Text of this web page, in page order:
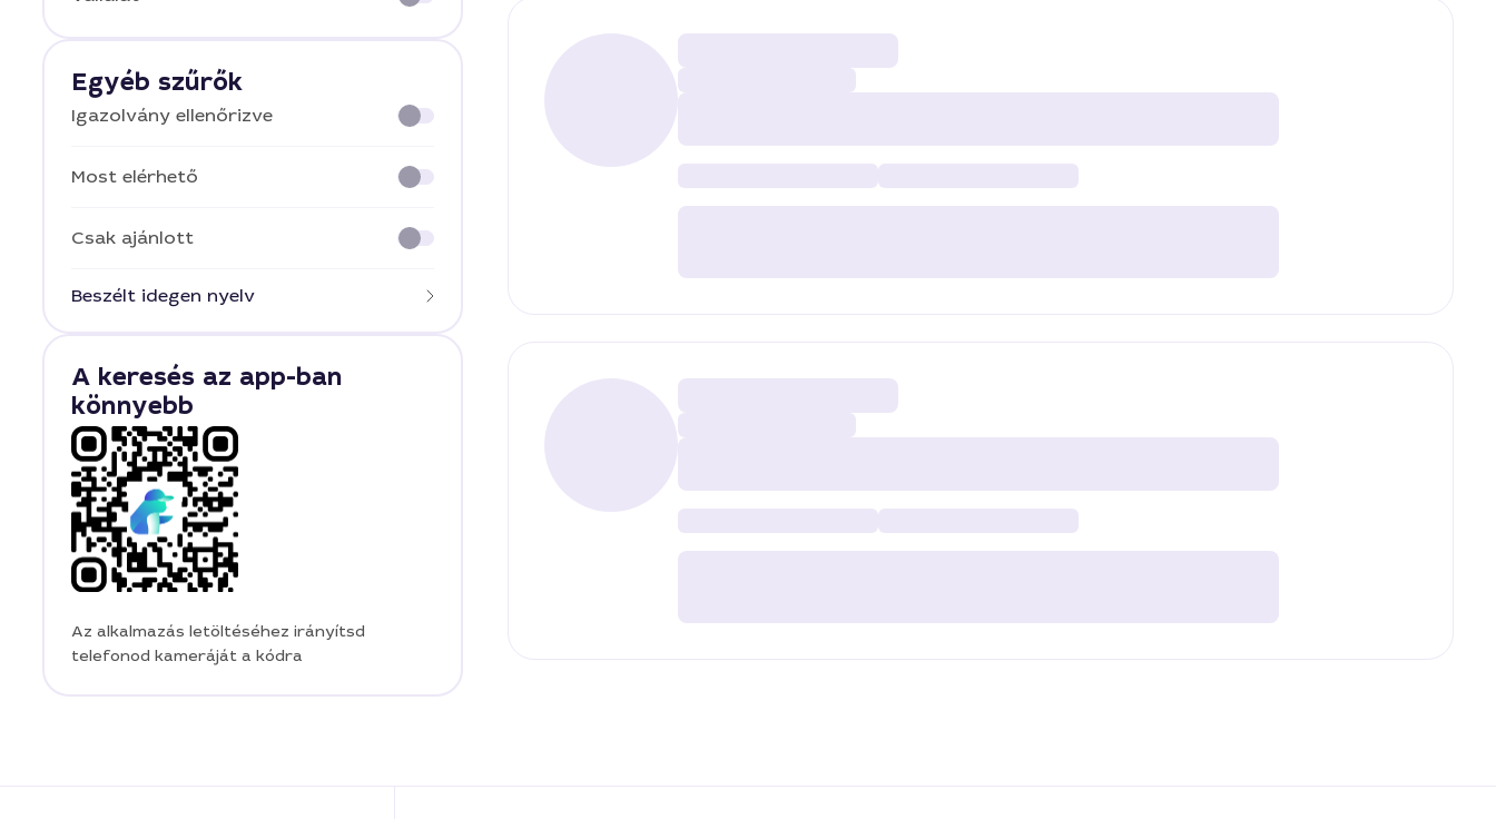
Egyéb szűrők
Igazolvány ellenőrizve
Most elérhető
Csak ajánlott
Beszélt idegen nyelv
A keresés az app-ban
könnyebb
Az alkalmazás letöltéséhez irányítsd
telefonod kameráját a kódra